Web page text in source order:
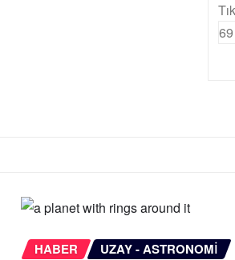
69
HABER UZAY - ASTRONOMI